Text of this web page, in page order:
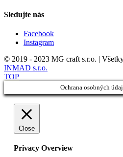
Sledujte nás
Facebook
Instagram
© 2019 - 2023 MG craft s.r.o. |
INMAD s.r.o.
TOP
Ochrana osobných
Close
Privacy Overview